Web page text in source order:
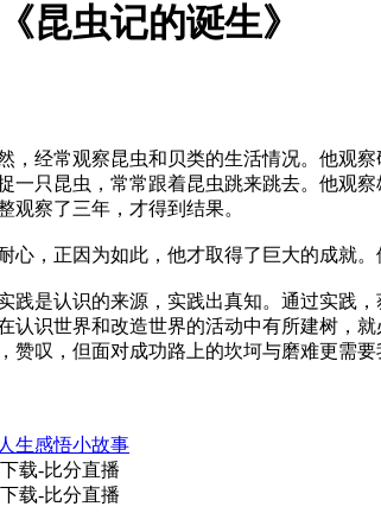
昆虫记的诞生》
经常观察昆虫和贝类的生活情况。他观察
一只昆虫，常常跟着昆虫跳来跳去。他观
观察了三年，才得到结果。
正因为如此，他才取得了巨大的成就。
是认识的来源，实践出真知。通过实践
认识世界和改造世界的活动中有所建树，
叹，但面对成功路上的坎坷与磨难更需要
人生感悟小故事
载-比分直播
载-比分直播